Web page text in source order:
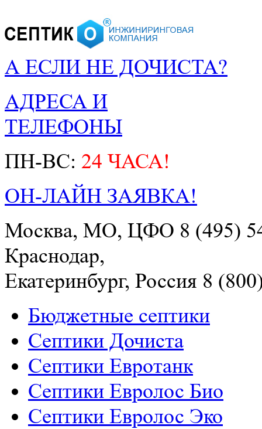
А ЕСЛИ НЕ ДОЧИСТА?
АДРЕСА И
ТЕЛЕФОНЫ
ПН-ВС: 24 ЧАСА!
ОН-ЛАЙН ЗАЯВКА!
Москва, МО, ЦФО 8 (495)
Краснодар,
Екатеринбург, Россия 8
Бюджетные септики
Септики Дочиста
Септики Евротанк
Септики Евролос Био
Септики Евролос Эко